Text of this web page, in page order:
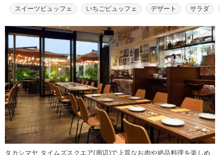
スイーツビュッフェ いちごビュッフェ デザート サラダ
タカシマヤ タイムズスクエア(周辺)で上質なお肉や絶品料理を楽しめ